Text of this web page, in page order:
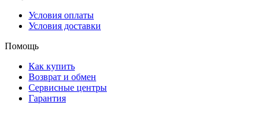
Условия оплаты
Условия доставки
Помощь
Как купить
Возврат и обмен
Сервисные центры
Гарантия